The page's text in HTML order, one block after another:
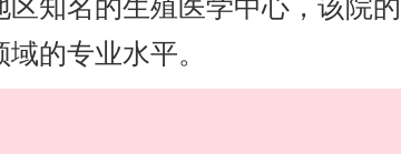
知名的生殖医学中心，该院
的专业水平。